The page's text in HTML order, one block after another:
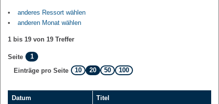
anderes Ressort wählen
anderen Monat wählen
1 bis 19 von 19 Treffer
Seite
1
Einträge pro Seite
10 20 50 100
Datum Titel